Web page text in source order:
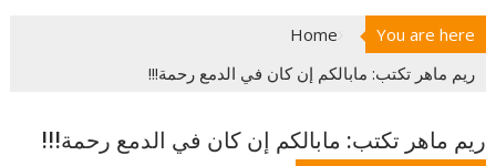
You are here
Home
ريم ماهر تكتب: مابالكم إن كان في الدمع رحمة!!!
ريم ماهر تكتب: مابالكم إن كان في الدمع رحمة!!!